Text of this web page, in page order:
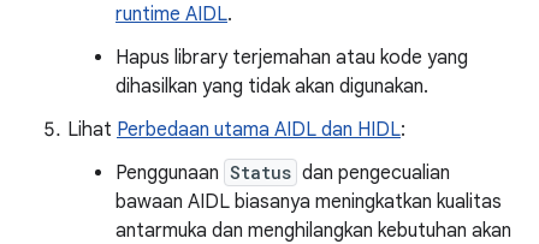
runtime AIDL.
Hapus library terjemahan atau kode yang
dihasilkan yang tidak akan digunakan.
Lihat Perbedaan utama AIDL dan HIDL:
Penggunaan Status dan pengecualian
bawaan AIDL biasanya meningkatkan kualitas
antarmuka dan menghilangkan kebutuhan akan